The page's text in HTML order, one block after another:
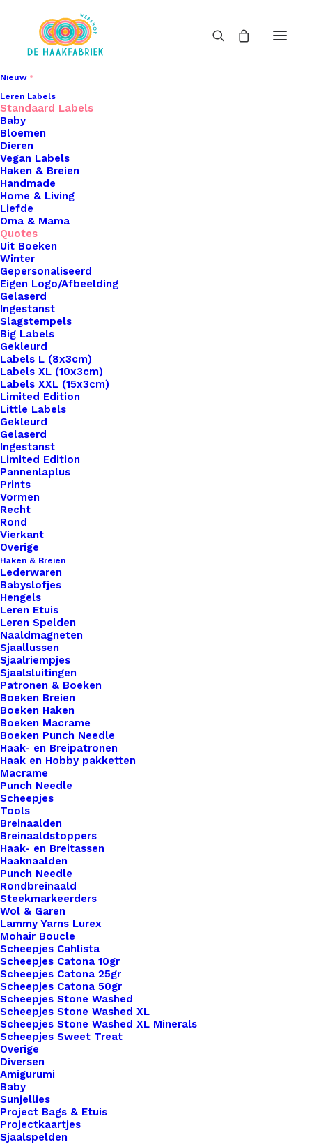
Nieuw
Leren Labels
Standaard Labels
Baby
Bloemen
Dieren
Vegan Labels
Haken & Breien
Handmade
Home & Living
Liefde
Oma & Mama
Quotes
Uit Boeken
Winter
Gepersonaliseerd
Eigen Logo/Afbeelding
Gelaserd
Ingestanst
Slagstempels
Big Labels
Gekleurd
Labels L (8x3cm)
Labels XL (10x3cm)
Labels XXL (15x3cm)
Limited Edition
Little Labels
Gekleurd
Gelaserd
Ingestanst
Limited Edition
Pannenlaplus
Prints
Vormen
Recht
Rond
Vierkant
Overige
Haken & Breien
Lederwaren
Babyslofjes
Hengels
Leren Etuis
Leren Spelden
Naaldmagneten
Sjaallussen
Sjaalriempjes
Sjaalsluitingen
Patronen & Boeken
Boeken Breien
Boeken Haken
Boeken Macrame
Boeken Punch Needle
Haak- en Breipatronen
Haak en Hobby pakketten
Macrame
Punch Needle
Scheepjes
Tools
Breinaalden
Breinaaldstoppers
Haak- en Breitassen
Haaknaalden
Punch Needle
Rondbreinaald
Steekmarkeerders
Wol & Garen
Lammy Yarns Lurex
Mohair Boucle
Scheepjes Cahlista
Scheepjes Catona 10gr
Scheepjes Catona 25gr
Scheepjes Catona 50gr
Scheepjes Stone Washed
Scheepjes Stone Washed XL
Scheepjes Stone Washed XL Minerals
Scheepjes Sweet Treat
Overige
Diversen
Amigurumi
Baby
Sunjellies
Project Bags & Etuis
Projectkaartjes
Sjaalspelden
Home
Leren Labels
Leren Label You Are One In A Million
Leren Label You Are
One In A Million
€
Wil je je handgemaakte haak- en breiwerken naar
een hoger niveau tillen? Overweeg dan onze
prachtige leren labels, de perfecte finishing touch
voor al je creaties. Met onze labels voeg je niet
alleen een professionele uitstraling toe aan je
werk, maar ook een persoonlijk tintje dat jouw
ambachtelijke meesterwerken onderscheidt van
de rest. Voor de bewuste haak- en breisters onder
ons bieden we ook een assortiment vegan leren
labels aan die volledig diervriendelijk zijn.
Gemaakt van hoogwaardig synthetisch materiaal,
zijn deze labels een milieuvriendelijk alternatief
voor traditioneel leer, zonder concessies te doen
aan stijl of kwaliteit.
Kleur*
Vorm*
1xLeren Label You Are One In A Million
Leren
Label
You